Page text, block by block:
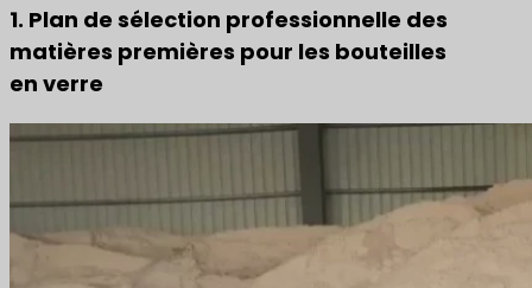
1. Plan de sélection professionnelle des
matières premières pour les bouteilles
en verre